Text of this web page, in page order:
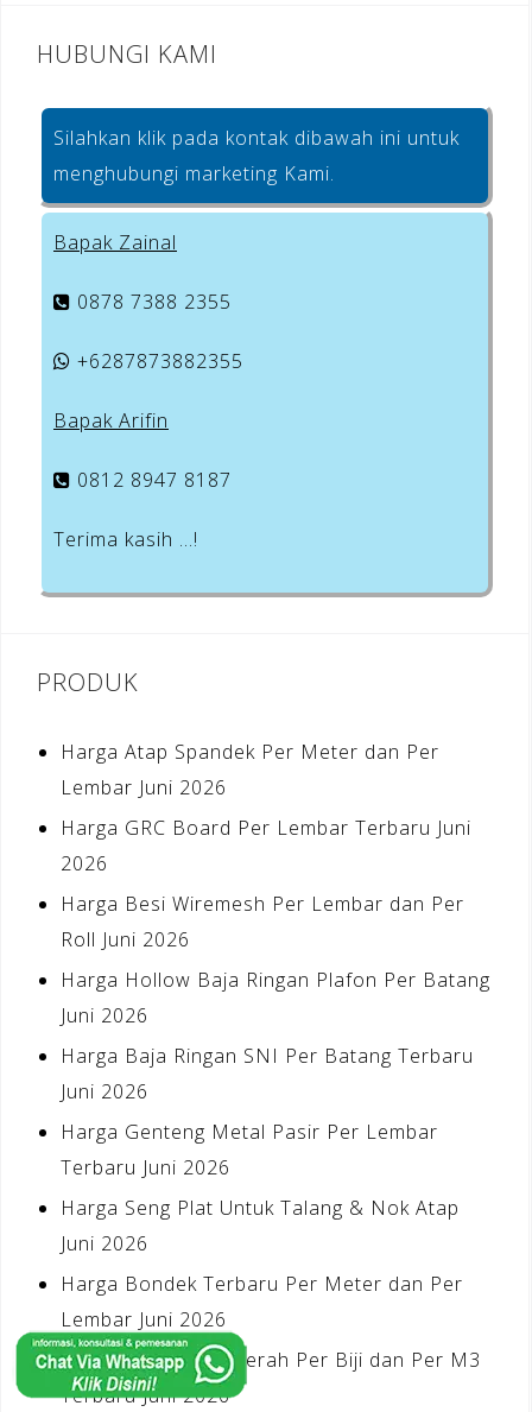
HUBUNGI KAMI
Silahkan klik pada kontak dibawah ini untuk
menghubungi marketing Kami.
Bapak Zainal
0878 7388 2355
+6287873882355
Bapak Arifin
0812 8947 8187
Terima kasih …!
PRODUK
Harga Atap Spandek Per Meter dan Per
Lembar Juni 2026
Harga GRC Board Per Lembar Terbaru Juni
2026
Harga Besi Wiremesh Per Lembar dan Per
Roll Juni 2026
Harga Hollow Baja Ringan Plafon Per Batang
Juni 2026
Harga Baja Ringan SNI Per Batang Terbaru
Juni 2026
Harga Genteng Metal Pasir Per Lembar
Terbaru Juni 2026
Harga Seng Plat Untuk Talang & Nok Atap
Juni 2026
Harga Bondek Terbaru Per Meter dan Per
Lembar Juni 2026
Harga Batu Bata Merah Per Biji dan Per M3
Terbaru Juni 2026